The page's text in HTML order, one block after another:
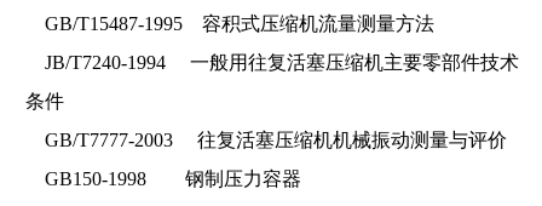
GB/T15487-1995 容积式压缩机流量测量方法
JB/T7240-1994 一般用往复活塞压缩机主要零部件技术
条件
GB/T7777-2003 往复活塞压缩机机械振动测量与评价
GB150-1998 钢制压力容器